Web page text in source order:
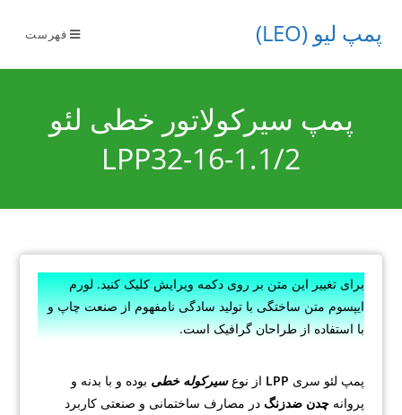
پمپ لیو (LEO) فهرست
پمپ سیرکولاتور خطی لئو
LPP32-16-1.1/2
برای تغییر این متن بر روی دکمه ویرایش کلیک کنید. لورم
ایپسوم متن ساختگی با تولید سادگی نامفهوم از صنعت چاپ و
با استفاده از طراحان گرافیک است.
پمپ لئو سری LPP از نوعسیرکوله خطی بوده و با بدنه و
پروانهچدن ضدزنگدر مصارف ساختمانی و صنعتی کاربرد